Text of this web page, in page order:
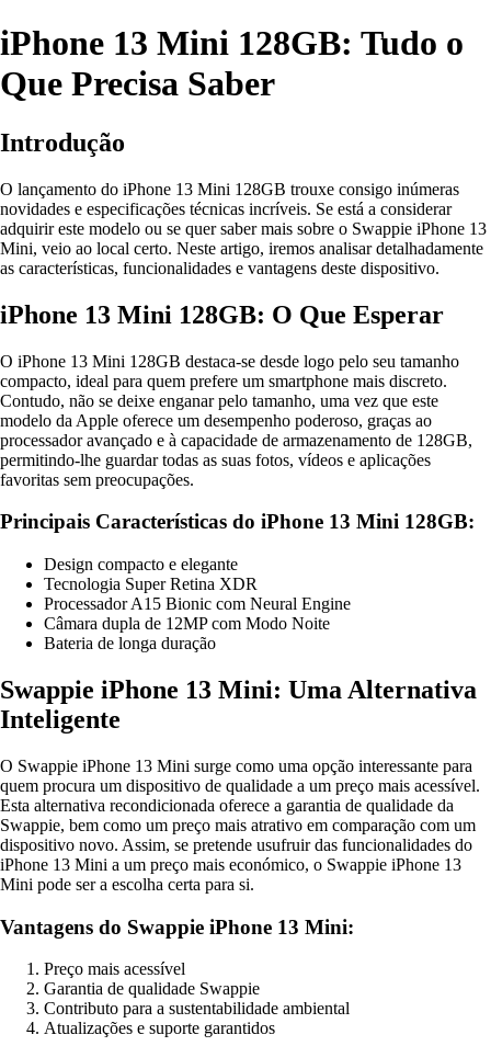
iPhone 13 Mini 128GB: Tudo o
Que Precisa Saber
Introdução
O lançamento do iPhone 13 Mini 128GB trouxe consigo inúmeras
novidades e especificações técnicas incríveis. Se está a considerar
adquirir este modelo ou se quer saber mais sobre o Swappie iPhone 13
Mini, veio ao local certo. Neste artigo, iremos analisar detalhadamente
as características, funcionalidades e vantagens deste dispositivo.
iPhone 13 Mini 128GB: O Que Esperar
O iPhone 13 Mini 128GB destaca-se desde logo pelo seu tamanho
compacto, ideal para quem prefere um smartphone mais discreto.
Contudo, não se deixe enganar pelo tamanho, uma vez que este
modelo da Apple oferece um desempenho poderoso, graças ao
processador avançado e à capacidade de armazenamento de 128GB,
permitindo-lhe guardar todas as suas fotos, vídeos e aplicações
favoritas sem preocupações.
Principais Características do iPhone 13 Mini 128GB:
Design compacto e elegante
Tecnologia Super Retina XDR
Processador A15 Bionic com Neural Engine
Câmara dupla de 12MP com Modo Noite
Bateria de longa duração
Swappie iPhone 13 Mini: Uma Alternativa
Inteligente
O Swappie iPhone 13 Mini surge como uma opção interessante para
quem procura um dispositivo de qualidade a um preço mais acessível.
Esta alternativa recondicionada oferece a garantia de qualidade da
Swappie, bem como um preço mais atrativo em comparação com um
dispositivo novo. Assim, se pretende usufruir das funcionalidades do
iPhone 13 Mini a um preço mais económico, o Swappie iPhone 13
Mini pode ser a escolha certa para si.
Vantagens do Swappie iPhone 13 Mini:
Preço mais acessível
Garantia de qualidade Swappie
Contributo para a sustentabilidade ambiental
Atualizações e suporte garantidos